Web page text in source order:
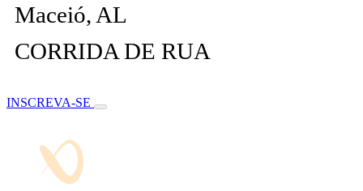
Maceió, AL
CORRIDA DE RUA
INSCREVA-SE